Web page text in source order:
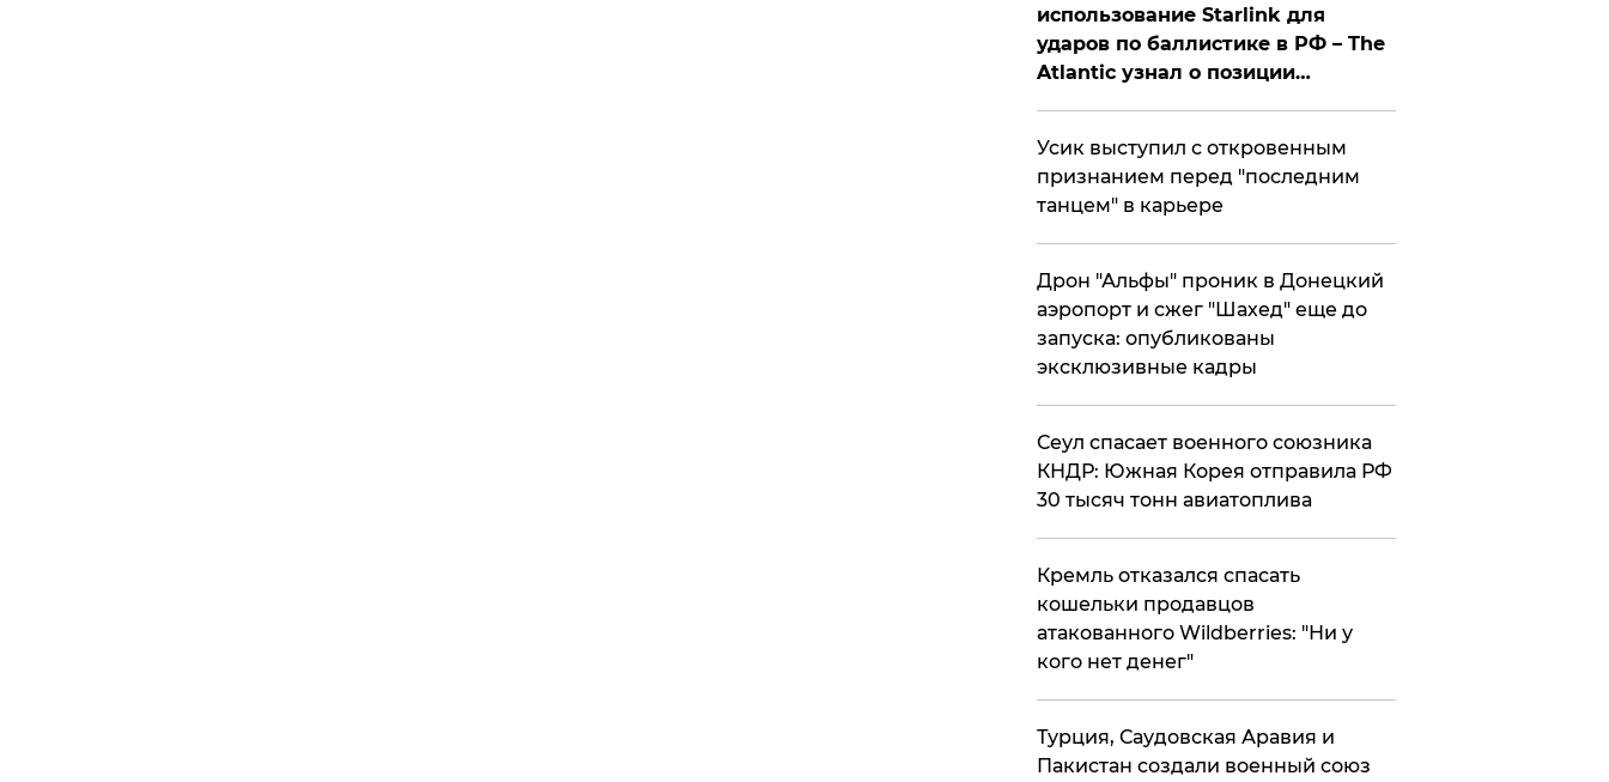
использование Starlink для
ударов по баллистике в РФ – The
Atlantic узнал о позиции
Усик выступил с откровенным
признанием перед "последним
танцем" в карьере
Дрон "Альфы" проник в Донецкий
аэропорт и сжег "Шахед" еще до
запуска: опубликованы
эксклюзивные кадры
​Сеул спасает военного союзника
КНДР: Южная Корея отправила РФ
30 тысяч тонн авиатоплива
Кремль отказался спасать
кошельки продавцов
атакованного Wildberries: "Ни у
кого нет денег"
Турция, Саудовская Аравия и
Пакистан создали военный союз